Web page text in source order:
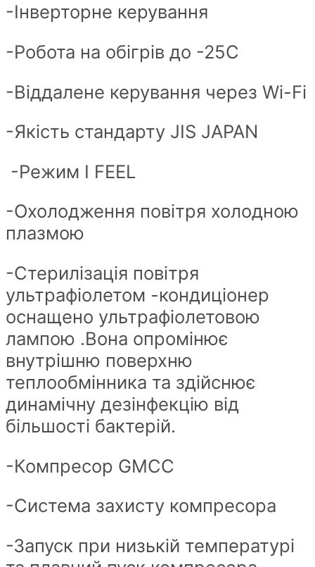
-Інверторне керування
-Робота на обігрів до -25С
-Віддалене керування через Wi-Fi
-Якість стандарту JIS JAPAN
-Режим I FEEL
-Охолодження повітря холодною
плазмою
-Стерилізація повітря
ультрафіолетом -кондиціонер
оснащено ультрафіолетовою
лампою .Вона опромінює
внутрішню поверхню
теплообмінника та здійснює
динамічну дезінфекцію від
більшості бактерій.
-Компресор GMCC
-Система захисту компресора
-Запуск при низькій температурі